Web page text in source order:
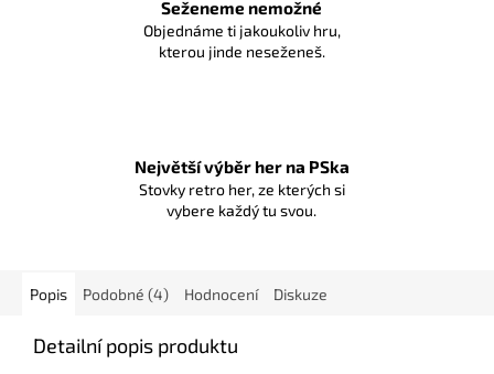
Seženeme nemožné
Objednáme ti jakoukoliv hru,
kterou jinde neseženeš.
Největší výběr her na PSka
Stovky retro her, ze kterých si
vybere každý tu svou.
Popis Podobné (4) Hodnocení Diskuze
Detailní popis produktu